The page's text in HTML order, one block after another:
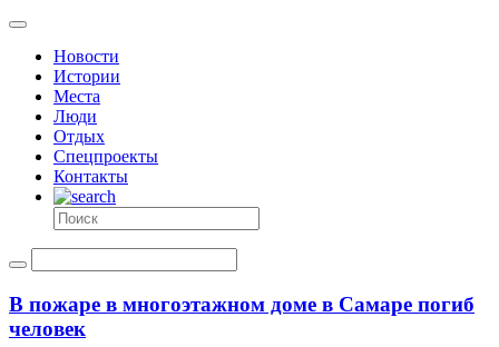
Новости
Истории
Места
Люди
Отдых
Спецпроекты
Контакты
В пожаре в многоэтажном доме в Самаре погиб
человек